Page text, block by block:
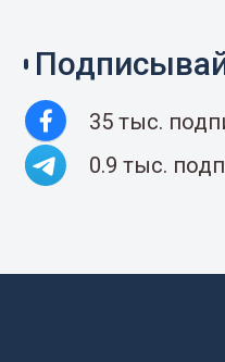
35 тыс.
0.9 тыс.